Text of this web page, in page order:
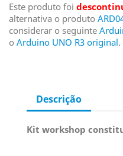
Este produto foi
alternativa o produto
considerar o seguinte
o Arduino UNO R3 original.
Descrição
Kit workshop